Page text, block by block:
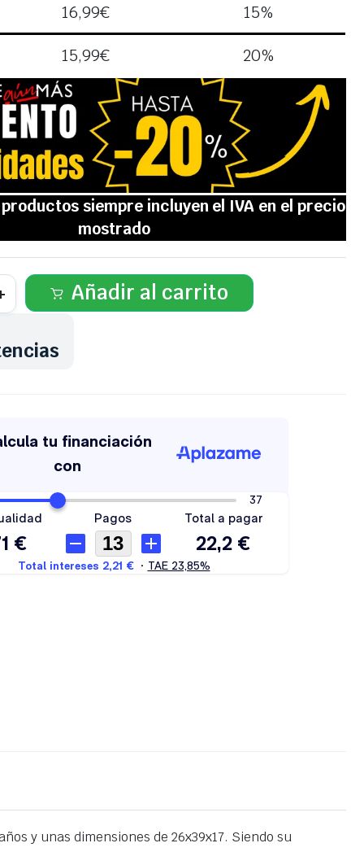
16,99€ 15%
15,99€ 20%
Añadir al carrito
y unas dimensiones de 26x39x17. Siendo su